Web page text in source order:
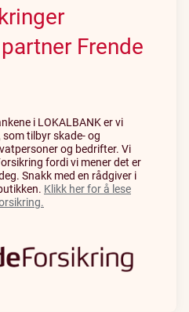
Frende
i LOKALBANK er vi
tilbyr skade- og
og bedrifter. Vi
fordi vi mener det er
Snakk med en rådgiver i
Klikk her for å lese